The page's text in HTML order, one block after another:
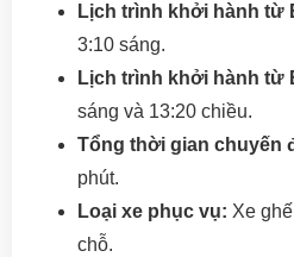
Lịch trình khởi hành từ
3:10 sáng.
Lịch trình khởi hành từ
sáng và 13:20 chiều.
Tổng thời gian chuyến
phút.
Loại xe phục vụ: Xe
chỗ.